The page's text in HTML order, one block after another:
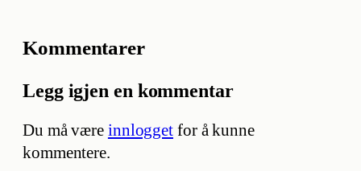
Kommentarer
Legg igjen en kommentar
Du må være innlogget for å kunne
kommentere.